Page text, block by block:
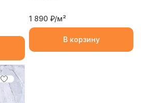
1 890 ₽/м²
В корзину